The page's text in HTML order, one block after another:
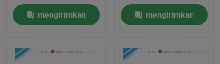
Rumah
3 Lead
mengirimkan
mengirimkan